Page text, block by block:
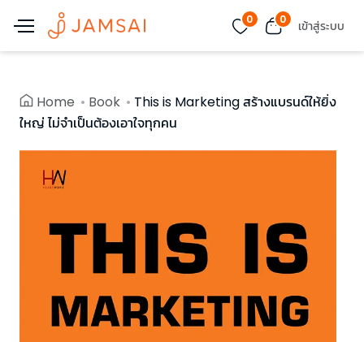
0 0 เข้าสู่ระบบ
Home Book
This is Marketing สร้างแบรนด์ให้ยิ่ง
ใหญ่ ไม่จำเป็นต้องเอาใจทุกคน